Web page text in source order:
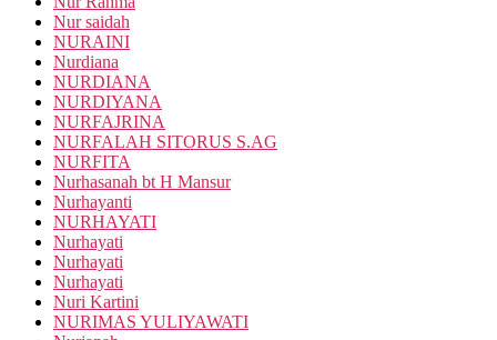
Nur saidah
NURAINI
Nurdiana
NURDIANA
NURDIYANA
NURFAJRINA
NURFALAH SITORUS S.AG
NURFITA
Nurhasanah bt H Mansur
Nurhayanti
NURHAYATI
Nurhayati
Nurhayati
Nurhayati
Nuri Kartini
NURIMAS YULIYAWATI